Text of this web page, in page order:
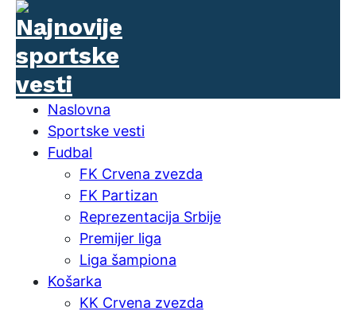
Naslovna
Sportske vesti
Fudbal
FK Crvena zvezda
FK Partizan
Reprezentacija Srbije
Premijer liga
Liga šampiona
Košarka
KK Crvena zvezda